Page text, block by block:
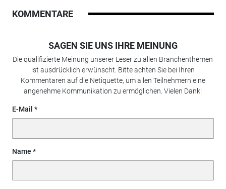
KOMMENTARE
SAGEN SIE UNS IHRE MEINUNG
Die qualifizierte Meinung unserer Leser zu allen Branchenthemen
ist ausdrücklich erwünscht. Bitte achten Sie bei Ihren
Kommentaren auf die Netiquette, um allen Teilnehmern eine
angenehme Kommunikation zu ermöglichen. Vielen Dank!
E-Mail
Name